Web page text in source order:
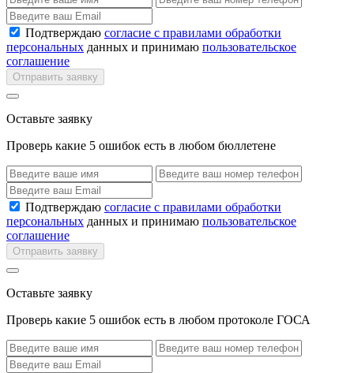
Подтверждаю согласие с правилами обработки
персональных данных и принимаю пользовательское
соглашение
Отправить заявку
Оставьте заявку
Проверь какие 5 ошибок есть в любом бюллетене
Подтверждаю согласие с правилами обработки
персональных данных и принимаю пользовательское
соглашение
Отправить заявку
Оставьте заявку
Проверь какие 5 ошибок есть в любом протоколе ГОСА